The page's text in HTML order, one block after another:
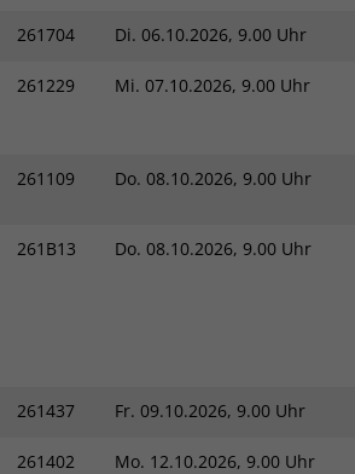
261704 Di. 06.10.2026, 9.00 Uhr
261229 Mi. 07.10.2026, 9.00 Uhr
261109 Do. 08.10.2026, 9.00 Uhr
261B13 Do. 08.10.2026, 9.00 Uhr
261437 Fr. 09.10.2026, 9.00 Uhr
261402 Mo. 12.10.2026, 9.00 Uhr